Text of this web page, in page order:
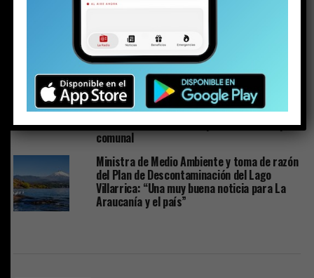
sería publicado la próxima semana o en los
próximos diez días
Los detalles inéditos del sumario por Caso
Sobresueldos: ex-Administrador y asesor
financiero del alcalde dicen que las
remuneraciones fueron pactadas con el jefe
comunal
Ministra de Medio Ambiente y toma de razón
del Plan de Descontaminación del Lago
Villarrica: “Una muy buena noticia para La
Araucanía y el país”